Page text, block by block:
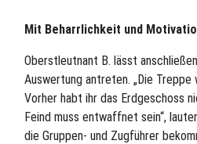
Mit Beharrlichkeit und
Oberstleutnant B. lässt
Auswertung antreten. „Die
Vorher habt ihr das Erdgeschoss
Feind muss entwaffnet sein“,
die Gruppen- und Zugführer